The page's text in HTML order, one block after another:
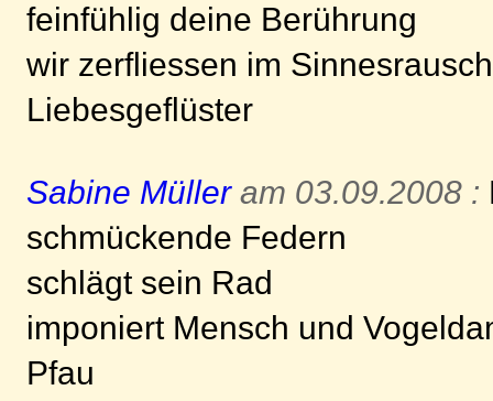
feinfühlig deine Berührung
wir zerfliessen im Sinnesrausch
Liebesgeflüster
Sabine Mülleram 03.09.2008 :
schmückende Federn
schlägt sein Rad
imponiert Mensch und
Pfau